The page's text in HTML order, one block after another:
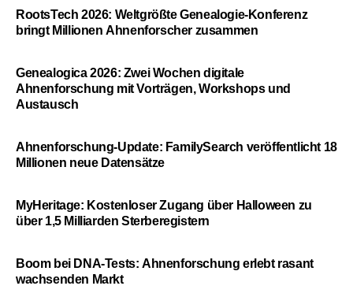
RootsTech 2026: Weltgrößte Genealogie-Konferenz
bringt Millionen Ahnenforscher zusammen
Genealogica 2026: Zwei Wochen digitale
Ahnenforschung mit Vorträgen, Workshops und
Austausch
Ahnenforschung-Update: FamilySearch veröffentlicht 18
Millionen neue Datensätze
MyHeritage: Kostenloser Zugang über Halloween zu
über 1,5 Milliarden Sterberegistern
Boom bei DNA-Tests: Ahnenforschung erlebt rasant
wachsenden Markt